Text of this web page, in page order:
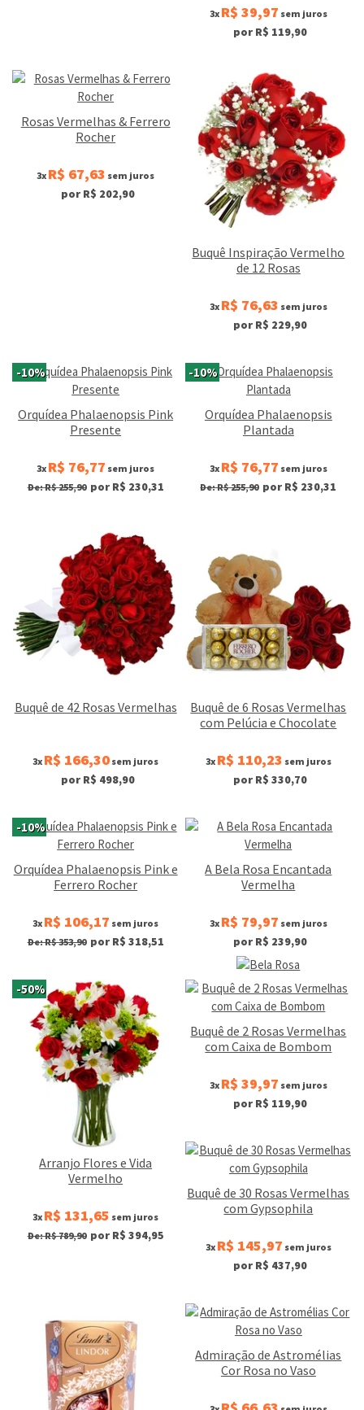
3x R$ 39,97 sem juros
por R$ 119,90
Rosas Vermelhas & Ferrero
Rocher
3x R$ 67,63 sem juros
por R$ 202,90
Buquê Inspiração Vermelho
de 12 Rosas
3x R$ 76,63 sem juros
por R$ 229,90
-10%
Orquídea Phalaenopsis Pink
Presente
3x R$ 76,77 sem juros
De: R$ 255,90 por R$ 230,31
-10%
Orquídea Phalaenopsis
Plantada
3x R$ 76,77 sem juros
De: R$ 255,90 por R$ 230,31
Buquê de 42 Rosas Vermelhas
3x R$ 166,30 sem juros
por R$ 498,90
Buquê de 6 Rosas Vermelhas
com Pelúcia e Chocolate
3x R$ 110,23 sem juros
por R$ 330,70
-10%
Orquídea Phalaenopsis Pink e
Ferrero Rocher
3x R$ 106,17 sem juros
De: R$ 353,90 por R$ 318,51
A Bela Rosa Encantada
Vermelha
3x R$ 79,97 sem juros
por R$ 239,90
-50%
Arranjo Flores e Vida
Vermelho
3x R$ 131,65 sem juros
De: R$ 789,90 por R$ 394,95
Buquê de 2 Rosas Vermelhas
com Caixa de Bombom
3x R$ 39,97 sem juros
por R$ 119,90
Buquê de 30 Rosas Vermelhas
com Gypsophila
3x R$ 145,97 sem juros
por R$ 437,90
Admiração de Astromélias
Cor Rosa no Vaso